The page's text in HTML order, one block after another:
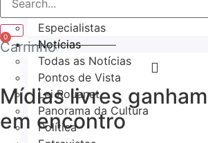
Personalize
Especialistas
Notícias
Todas as Notícias
Pontos de Vista
Lei Rouanet
Panorama da Cultura
Política
0
Carrinho
Mídias livres
em encontro